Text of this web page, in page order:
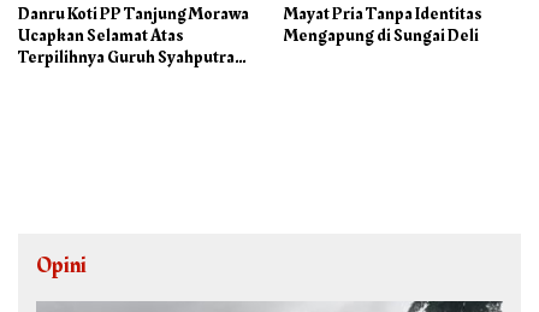
Danru Koti PP Tanjung Morawa
Ucapkan Selamat Atas
Terpilihnya Guruh Syahputra
Mayat Pria Tanpa Identitas
Mengapung di Sungai Deli
Opini